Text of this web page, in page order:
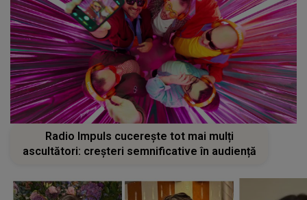
Radio Impuls cucerește tot mai mulți
ascultători: creșteri semnificative în audiență